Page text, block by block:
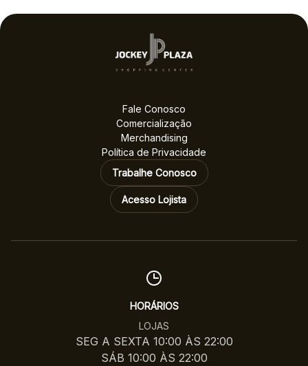
Fale Conosco
Comercialização
Merchandising
Política de Privacidade
Trabalhe Conosco
Acesso Lojista
HORÁRIOS
LOJAS
SEG A SEXTA 10:00 ÀS 22:00
SÁB 10:00 ÀS 22:00